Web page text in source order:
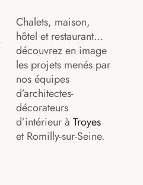
Chalets, maison,
hôtel et restaurant…
découvrez en image
les projets menés par
nos équipes
d’architectes-
décorateurs
d’intérieur à Troyes
et Romilly-sur-Seine.